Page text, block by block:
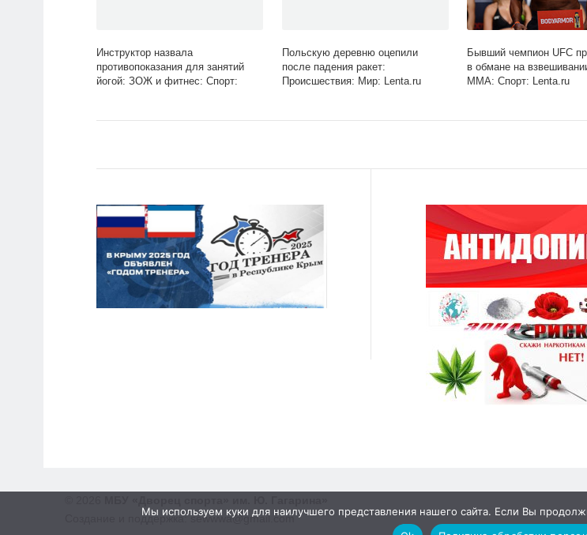
Инструктор назвала
противопоказания для занятий
йогой: ЗОЖ и фитнес: Спорт:
Польскую деревню оцепили
после падения ракет:
Происшествия: Мир: Lenta.ru
Бывший чемпион UFC
в обмане на
ММА: Спорт: Lenta.ru
Создание и поддержка: sewwwa@gmail.com
Мы используем куки для наилучшего представления нашего сайта. Если Вы